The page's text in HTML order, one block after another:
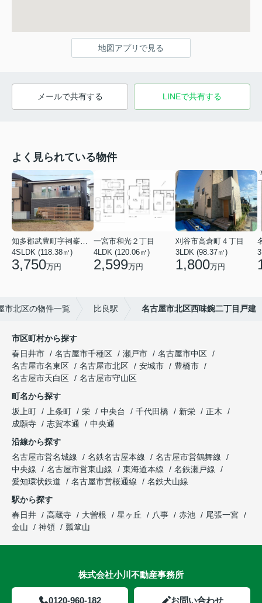
地図アプリで見る
メールで共有する LINEで共有する
よく見られている物件
知多郡武豊町字祠峯３丁目
4SLDK (118.38㎡)
3,750万円
一宮市和光２丁目
4LDK (120.06㎡)
2,599万円
刈谷市高倉町４丁目
3LDK (98.37㎡)
1,800万円
市北区の物件一覧 比良駅 名古屋市北区西味鋺二丁目戸建
市区町村から探す
春日井市
名古屋市千種区 瀬戸市
名古屋市中区
名古屋市名東区
名古屋市北区 安城市
豊橋市
名古屋市天白区
名古屋市守山区
町名から探す
坂上町
上条町 栄 中央台 千代田橋 新栄
正木
成願寺
志賀本通
中央通
沿線から探す
名古屋市営名城線
名鉄名古屋本線
名古屋市営鶴舞線
中央線
名古屋市営東山線 東海道本線
名鉄瀬戸線
愛知環状鉄道
名古屋市営桜通線
名鉄犬山線
駅から探す
春日井
高蔵寺 大曽根 星ヶ丘 八事 赤池
尾張一宮
金山
神領 瓢箪山
株式会社小川不動産事務所
0120-960-182 お問い合わせ